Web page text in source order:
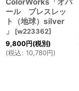
ール ブレスレッ
ト（地球）silver
」
[w223362]
9,800円(税別)
(税込: 10,780円)